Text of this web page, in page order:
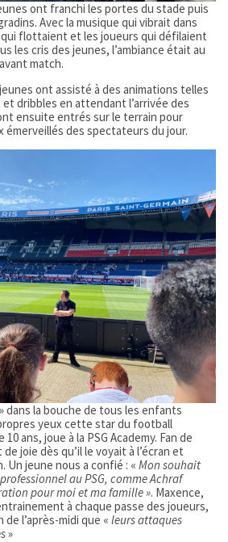
ont franchi les portes du stade puis
Avec la musique qui vibrait dans
qui flottaient et les joueurs qui défilaient
les cris des jeunes, l’ambiance était au
match.
ont assisté à des animations telles
dribbles en attendant l’arrivée des
ensuite entrés sur le terrain pour
émerveillés des spectateurs du jour.
» dans la bouche de tous les enfants
yeux cette star du football
ans, joue à la PSG Academy. Fan de
joie dès qu’il le voyait à l’écran et
Un jeune nous a confié : « Mon souhait
au PSG, comme Achraf
pour moi et ma famille ». Maxence,
à chaque passe des joueurs,
de l’après-midi que « leurs attaques
»